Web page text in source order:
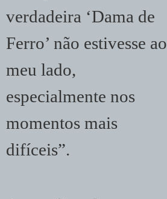
verdadeira ‘Dama de
Ferro’ não estivesse ao
meu lado,
especialmente nos
momentos mais
difíceis”.